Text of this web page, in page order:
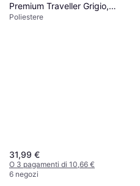
Premium Traveller Grigio,
Verde, Viola, Blu, Rosa
Poliestere
31,99 €
O 3 pagamenti di 10,66 €
6 negozi